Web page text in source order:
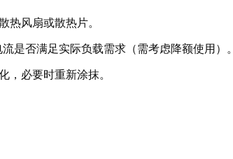
热风扇或散热片。
是否满足实际负载需求（需考虑降额使用）。
，必要时重新涂抹。